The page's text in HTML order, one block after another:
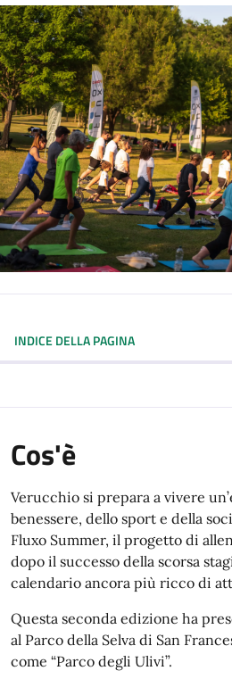
INDICE DELLA PAGINA
Cos'è
Verucchio si prepara a vivere
benessere, dello sport e della
Fluxo Summer, il progetto di
dopo il successo della scorsa
calendario ancora più ricco di
Questa seconda edizione ha
al Parco della Selva di San
come “Parco degli Ulivi”.